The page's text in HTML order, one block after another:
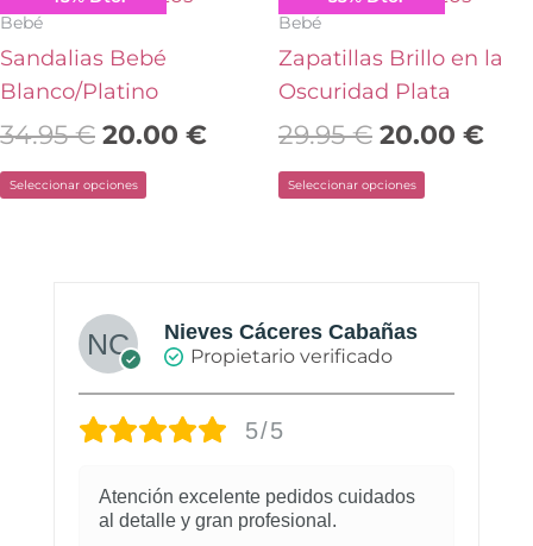
Bebé
Sandalias Bebé
Blanco/Platino
34.95€ 20.00 €
Seleccionar opciones
elegir
en
la
página
producto
Bebé
Zapatillas Brillo en la
Oscuridad Plata
29.95€ 20.00 €
Seleccionar opciones
elegir
en
la
página
producto
Nieves Cáceres Cabañas
Propietario verificado
5/5
Atención excelente pedidos cuidados
al detalle y gran profesional.